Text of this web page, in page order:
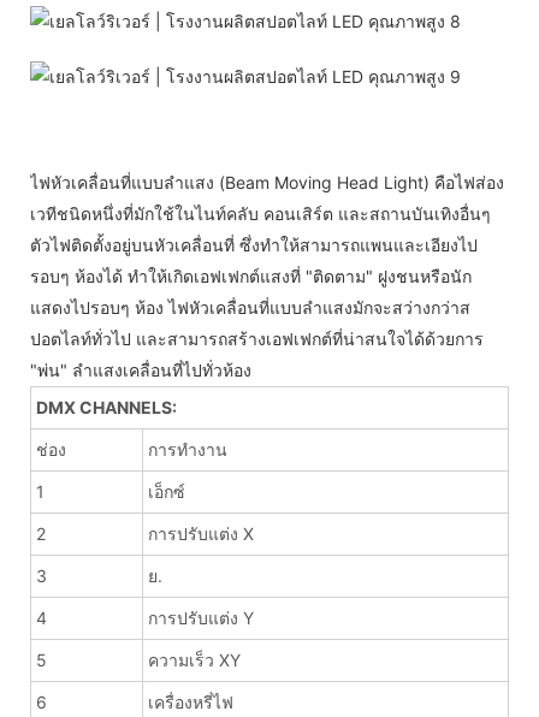
ไฟหัวเคลื่อนที่แบบลำแสง (Beam Moving Head Light) คือไฟส่อง
เวทีชนิดหนึ่งที่มักใช้ในไนท์คลับ คอนเสิร์ต และสถานบันเทิงอื่นๆ
ตัวไฟติดตั้งอยู่บนหัวเคลื่อนที่ ซึ่งทำให้สามารถแพนและเอียงไป
รอบๆ ห้องได้ ทำให้เกิดเอฟเฟกต์แสงที่ "ติดตาม" ฝูงชนหรือนัก
แสดงไปรอบๆ ห้อง ไฟหัวเคลื่อนที่แบบลำแสงมักจะสว่างกว่าส
ปอตไลท์ทั่วไป และสามารถสร้างเอฟเฟกต์ที่น่าสนใจได้ด้วยการ
"พ่น" ลำแสงเคลื่อนที่ไปทั่วห้อง
DMX CHANNELS:
ช่อง การทำงาน
1 เอ็กซ์
2 การปรับแต่ง X
3 ย.
4 การปรับแต่ง Y
5 ความเร็ว XY
6 เครื่องหรี่ไฟ